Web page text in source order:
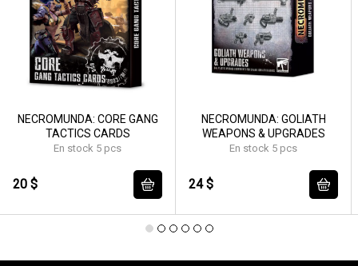
NECROMUNDA: CORE GANG
TACTICS CARDS
En stock 5 pcs
20 $
NECROMUNDA: GOLIATH
WEAPONS & UPGRADES
En stock 5 pcs
24 $